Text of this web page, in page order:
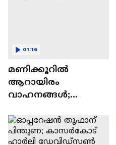
മണിക്കൂറിൽ
ആറായിരം
വാഹനങ്ങൾ;
കുദ്രയിലെ പാലം
തുറന്നു
01:16